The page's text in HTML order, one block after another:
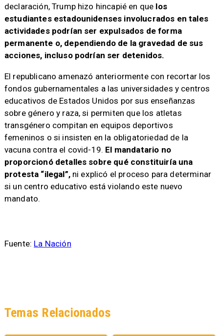
declaración, Trump hizo hincapié en que los
estudiantes estadounidenses involucrados en tales
actividades podrían ser expulsados de forma
permanente o, dependiendo de la gravedad de sus
acciones, incluso podrían ser detenidos.
El republicano amenazó anteriormente con recortar los
fondos gubernamentales a las universidades y centros
educativos de Estados Unidos por sus enseñanzas
sobre género y raza, si permiten que los atletas
transgénero compitan en equipos deportivos
femeninos o si insisten en la obligatoriedad de la
vacuna contra el covid-19. El mandatario no
proporcionó detalles sobre qué constituiría una
protesta “ilegal”, ni explicó el proceso para determinar
si un centro educativo está violando este nuevo
mandato.
Fuente: La Nación
Temas Relacionados